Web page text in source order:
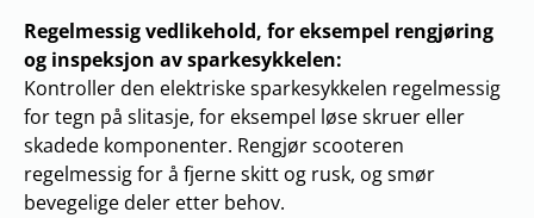
Regelmessig vedlikehold, for eksempel rengjøring
og inspeksjon av sparkesykkelen:
Kontroller den elektriske sparkesykkelen regelmessig
for tegn på slitasje, for eksempel løse skruer eller
skadede komponenter. Rengjør scooteren
regelmessig for å fjerne skitt og rusk, og smør
bevegelige deler etter behov.